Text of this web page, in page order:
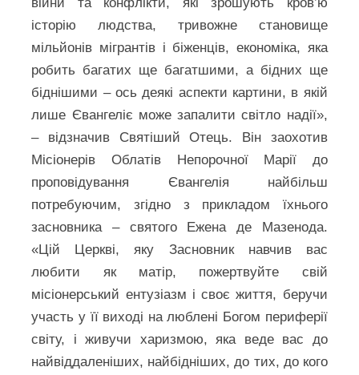
історію людства, тривожне становище
мільйонів мігрантів і біженців, економіка, яка
робить багатих ще багатшими, а бідних ще
біднішими – ось деякі аспекти картини, в якій
лише Євангеліє може запалити світло надії»,
– відзначив Святіший Отець. Він заохотив
Місіонерів Облатів Непорочної Марії до
проповідування Євангелія найбільш
потребуючим, згідно з прикладом їхнього
засновника – святого Ежена де Мазенода.
«Цій Церкві, яку Засновник навчив вас
любити як матір, пожертвуйте свій
місіонерський ентузіазм і своє життя, беручи
участь у її виході на люблені Богом периферії
світу, і живучи харизмою, яка веде вас до
найвіддаленіших, найбідніших, до тих, до кого